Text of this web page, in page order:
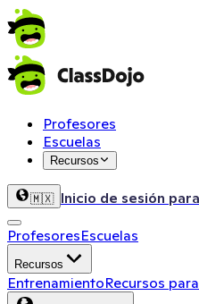
Profesores
Escuelas
Recursos
🇲🇽 Inicio de sesión
ProfesoresEscuelas
Recursos
EntrenamientoRecursos